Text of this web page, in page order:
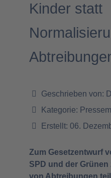
Kinder statt
Geschrieben von:
Kategorie:
Erstellt: 06.
Zum Gesetzentwurf
SPD und der
von Abtreibungen